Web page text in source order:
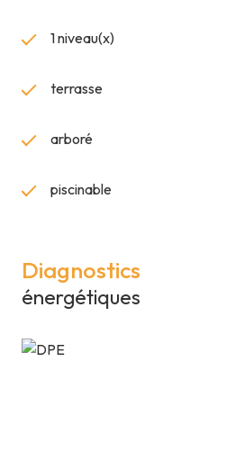
1 niveau(x)
terrasse
arboré
piscinable
Diagnostics
énergétiques